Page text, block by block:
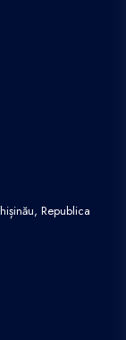
Republica